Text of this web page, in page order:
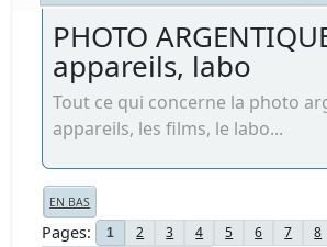
PHOTO
appareils, labo
Tout ce qui concerne la photo
appareils, les films, le labo...
EN BAS
Pages 1 2 3 4 5 6 7 8